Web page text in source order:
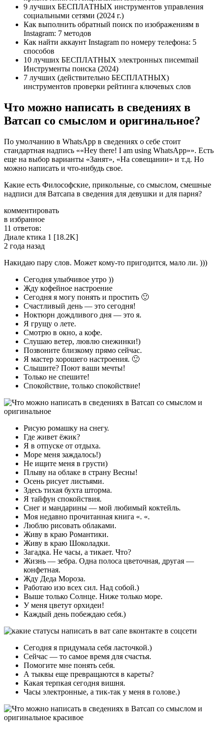
9 лучших БЕСПЛАТНЫХ инструментов управления
социальными сетями (2024 г.)
Как выполнить обратный поиск по изображениям в
Instagram: 7 методов
Как найти аккаунт Instagram по номеру телефона: 5
способов
10 лучших БЕСПЛАТНЫХ электронных писемmail
Инструменты поиска (2024)
7 лучших (действительно БЕСПЛАТНЫХ)
инструментов проверки рейтинга ключевых слов
Что можно написать в сведениях в
Ватсап со смыслом и оригинальное?
По умолчанию в WhatsApp в сведениях о себе стоит
стандартная надпись ««Hey there! I am using WhatsApp»». Есть
еще на выбор варианты «Занят», «На совещании» и т.д. Но
можно написать и что-нибудь свое.
Какие есть Философские, прикольные, со смыслом, смешные
надписи для Ватсапа в сведения для девушки и для парня?
комментировать
в избранное
11 ответов:
Диале­ ктика­ 1 [18.2K]
2 года назад
Накидаю пару слов. Может кому-то пригодится, мало ли. )))
Сегодня улыбчивое утро ))
Жду кофейное настроение
Сегодня я могу понять и простить 🙂
Счастливый день — это сегодня!
Ноктюрн дождливого дня — это я.
Я грущу о лете.
Смотрю в окно, а кофе.
Слушаю ветер, лювлю снежинки!)
Позвоните близкому прямо сейчас.
Я мастер хорошего настроения. 🙂
Слышите? Поют ваши мечты!
Только не спешите!
Спокойствие, только спокойствие!
Рисую ромашку на снегу.
Где живет ёжик?
Я в отпуске от отдыха.
Море меня заждалось!)
Не ищите меня в грусти)
Плыву на облаке в страну Весны!
Осень рисует листьями.
Здесь тихая бухта шторма.
Я тайфун спокойствия.
Снег и мандарины — мой любимый коктейль.
Моя недавно прочитанная книга «. «.
Люблю рисовать облаками.
Живу в краю Романтики.
Живу в краю Шоколадки.
Загадка. Не часы, а тикает. Что?
Жизнь — зебра. Одна полоса цветочная, другая —
конфетная.
Жду Деда Мороза.
Работаю изо всех сил. Над собой.)
Выше только Солнце. Ниже только море.
У меня цветут орхидеи!
Каждый день побеждаю себя.)
Сегодня я придумала себя ласточкой.)
Сейчас — то самое время для счастья.
Помогите мне понять себя.
А тыквы еще превращаются в кареты?
Какая терпкая сегодня вишня.
Часы электронные, а тик-так у меня в голове.)